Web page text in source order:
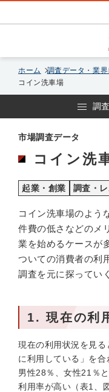
ホーム 調査データ・業界
コイン洗車場
調
市場調査データ
コイン洗
起業・創業 調査・
コイン洗車場のよう
件費の低さなどのメ
業を始めるケースが
ついての消費者の利
調査を元に探ってい
1. 現在の利
現在の利用状況を見
に利用している」を合
男性28％、女性21％
利用率が高い（表1、